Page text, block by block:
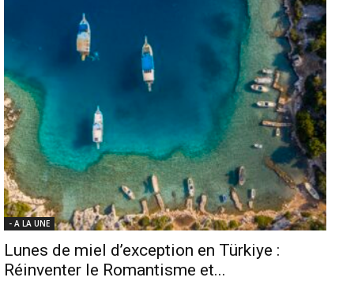
- A LA UNE
Lunes de miel d’exception en Türkiye :
Réinventer le Romantisme et...